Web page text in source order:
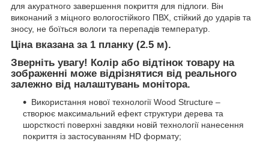
для акуратного завершення покриття для підлоги. Він
виконаний з міцного вологостійкого ПВХ, стійкий до ударів та
зносу, не боїться вологи та перепадів температур.
Ціна вказана за 1 планку (2.5 м).
Зверніть увагу! Колір або відтінок товару на
зображенні може відрізнятися від реального
залежно від налаштувань монітора.
Використання нової технології Wood Structure –
створює максимальний ефект структури дерева та
шорсткості поверхні завдяки новій технології нанесення
покриття із застосуванням HD формату;